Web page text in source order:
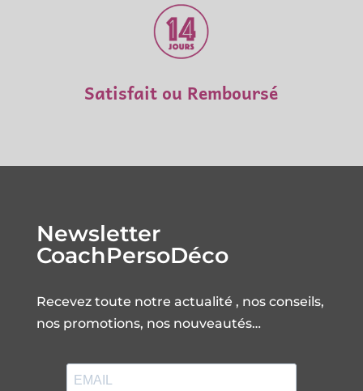
Satisfait ou Remboursé
Newsletter
CoachPersoDéco
Recevez toute notre actualité , nos conseils,
nos promotions, nos nouveautés…